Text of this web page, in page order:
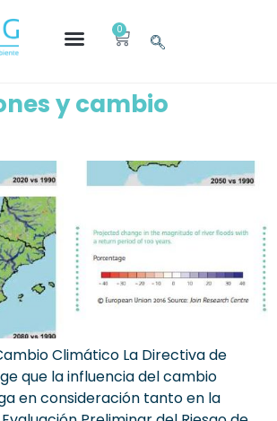
0
y cambio
Climático La Directiva de
que la influencia del cambio
en consideración tanto en la